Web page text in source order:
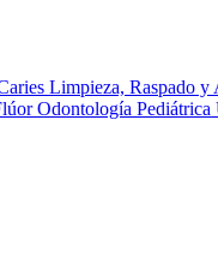
Limpieza, Raspado y
Odontología Pediátrica